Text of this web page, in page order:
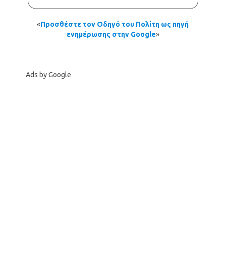
«Προσθέστε τον Οδηγό του Πολίτη ως πηγή
ενημέρωσης στην Google»
Ads by Google